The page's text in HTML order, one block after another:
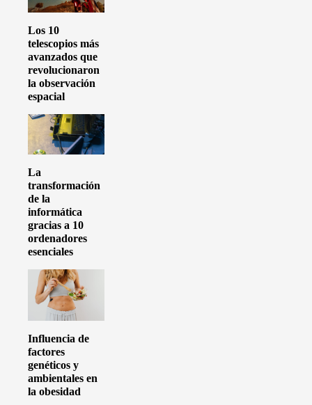
Los 10
telescopios más
avanzados que
revolucionaron
la observación
espacial
La
transformación
de la
informática
gracias a 10
ordenadores
esenciales
Influencia de
factores
genéticos y
ambientales en
la obesidad